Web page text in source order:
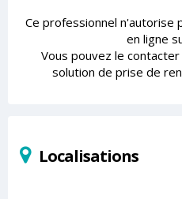
Ce professionnel n'autorise
en ligne
Vous pouvez le
solution de prise de
Localisations